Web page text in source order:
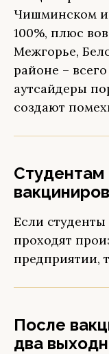
Чишминском и
100%, плюс
Межгорье,
районе –
аутсайдеры
создают
Если студенты
проходят
предприятии,
После
два